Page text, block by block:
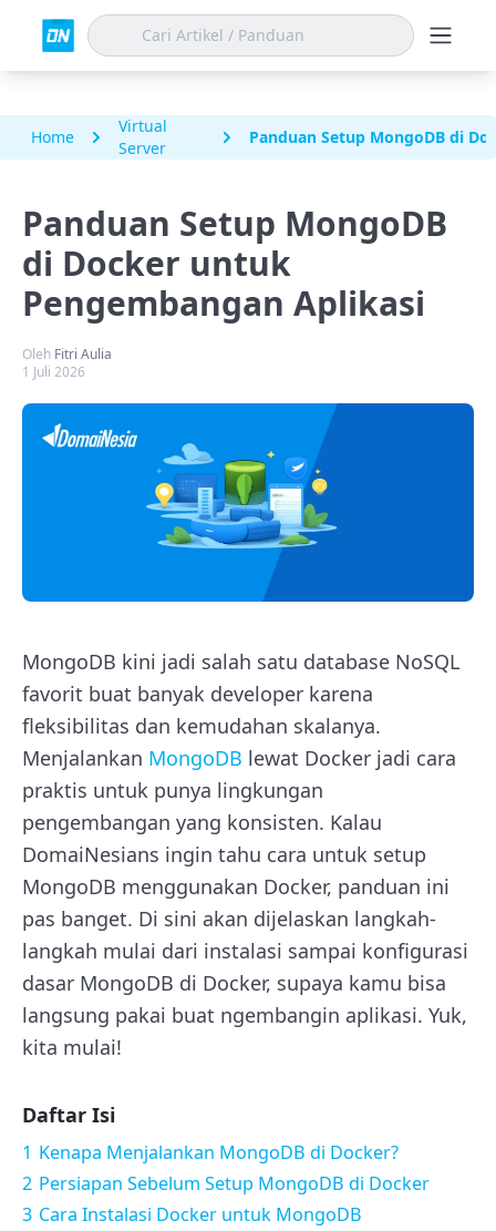
Home
Virtual
Server
Panduan Setup MongoDB di
Panduan Setup MongoDB
di Docker untuk
Pengembangan Aplikasi
Oleh Fitri Aulia
1 Juli 2026
MongoDB kini jadi salah satu database NoSQL
favorit buat banyak developer karena
fleksibilitas dan kemudahan skalanya.
Menjalankan MongoDB lewat Docker jadi cara
praktis untuk punya lingkungan
pengembangan yang konsisten. Kalau
DomaiNesians ingin tahu cara untuk setup
MongoDB menggunakan Docker, panduan ini
pas banget. Di sini akan dijelaskan langkah-
langkah mulai dari instalasi sampai konfigurasi
dasar MongoDB di Docker, supaya kamu bisa
langsung pakai buat ngembangin aplikasi. Yuk,
kita mulai!
Daftar Isi
1 Kenapa Menjalankan MongoDB di Docker?
2 Persiapan Sebelum Setup MongoDB di Docker
3 Cara Instalasi Docker untuk MongoDB